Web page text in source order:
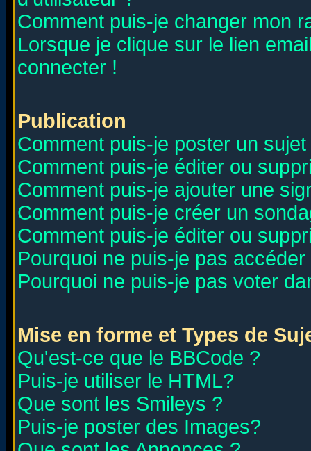
Comment puis-je changer mon
Lorsque je clique sur le lien
connecter !
Publication
Comment puis-je poster un
Comment puis-je éditer ou
Comment puis-je ajouter une
Comment puis-je créer un
Comment puis-je éditer ou
Pourquoi ne puis-je pas
Pourquoi ne puis-je pas voter
Mise en forme et Types de
Qu'est-ce que le BBCode ?
Puis-je utiliser le HTML?
Que sont les Smileys ?
Puis-je poster des Images?